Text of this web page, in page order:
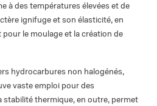
à des températures élevées et de
ignifuge et son élasticité, en
le moulage et la création de
hydrocarbures non halogénés,
vaste emploi pour des
thermique, en outre, permet